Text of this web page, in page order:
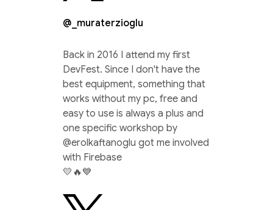
@_muraterzioglu
Back in 2016 I attend my first
DevFest. Since I don't have the
best equipment, something that
works without my pc, free and
easy to use is always a plus and
one specific workshop by
@erolkaftanoglu got me involved
with Firebase
💛🔥💙